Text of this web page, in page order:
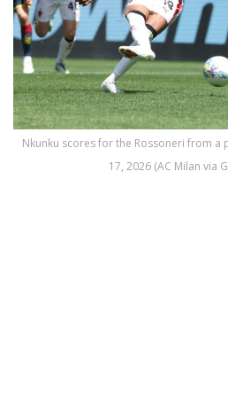
Nkunku scores for the Rossoneri from a
17, 2026 (AC Milan via